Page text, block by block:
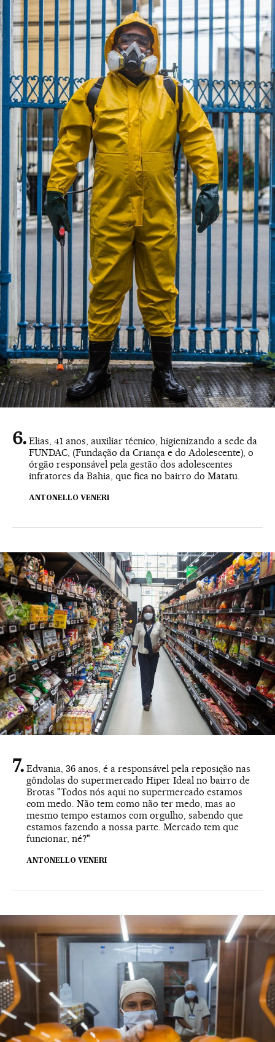
Elias, 41 anos, auxiliar técnico, higienizando a sede da
FUNDAC, (Fundação da Criança e do Adolescente), o
órgão responsável pela gestão dos adolescentes
infratores da Bahia, que fica no bairro do Matatu.
ANTONELLO VENERI
Edvania, 36 anos, é a responsável pela reposição nas
gôndolas do supermercado Hiper Ideal no bairro de
Brotas "Todos nós aqui no supermercado estamos
com medo. Não tem como não ter medo, mas ao
mesmo tempo estamos com orgulho, sabendo que
estamos fazendo a nossa parte. Mercado tem que
funcionar, né?"
ANTONELLO VENERI